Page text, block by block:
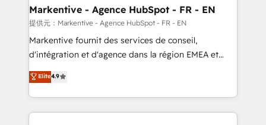
せください。
🎯Demand Gen & ABM: Drive pipeline with inbound,
ABM, AEO, SEO, & paid media. 👩‍💻Web Design:
Build high-performing websites with UX, messaging,
& conversion strategy that drive results. 🤖AI
AI, & maximize AEO with tailored AI services. 🧩
Integrations: Extend HubSpot with custom
Markentive - Agence HubSpot - FR - EN
提供元：Markentive - Agence HubSpot - FR - EN
Markentive fournit des services de conseil,
d'intégration et d'agence dans la région EMEA et
North America. Avec plus de 115 experts en
marketing automation, Growth, Revops, CRM et
webdesign. Markentive is both a consulting firm, a
digital agency and an integrator. With over 115
Elite4.9